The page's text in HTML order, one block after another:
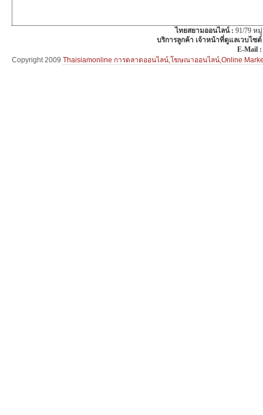
ไทยสยามออนไลน์ : 91/79 ห
บริการลูกค้า เจ้าหน้าที่ดูแลเวบไซ
E-Mail :
Copyright 2009 Thaisiamonline การตลาดออนไลน์,โฆษณาออนไลน์,Online